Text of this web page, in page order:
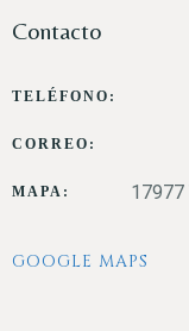
Contacto
TELÉFONO:
CORREO:
MAPA: 17977
GOOGLE MAPS